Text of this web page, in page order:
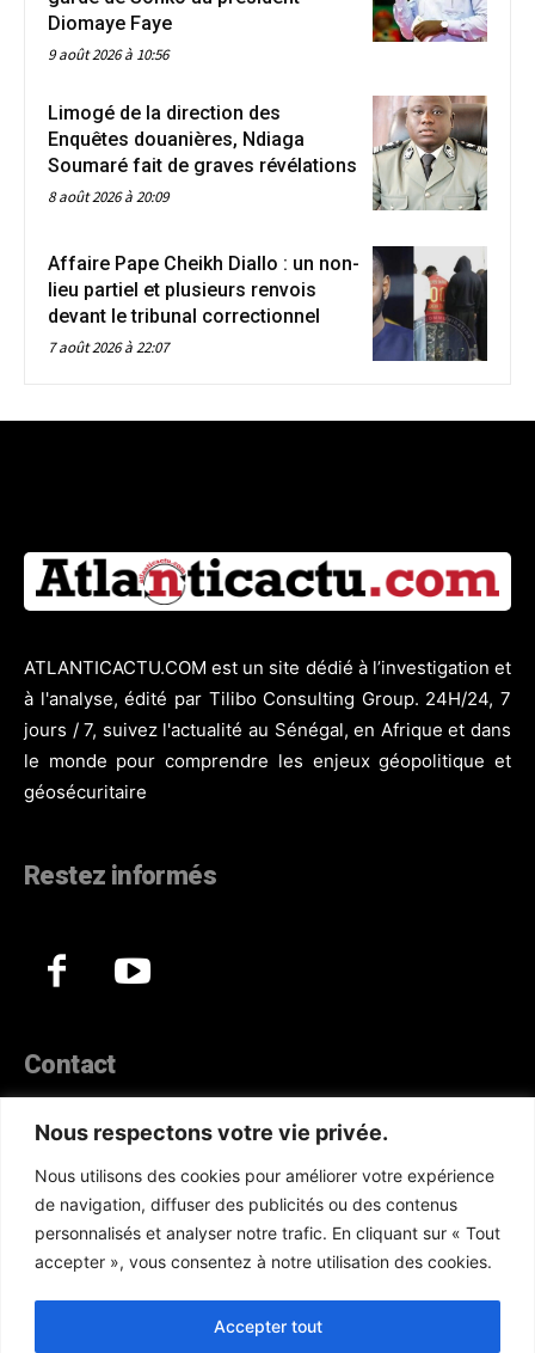
Nous respectons votre vie privée.
Nous utilisons des cookies pour améliorer votre expérience
de navigation, diffuser des publicités ou des contenus
personnalisés et analyser notre trafic. En cliquant sur « Tout
accepter », vous consentez à notre utilisation des cookies.
Accepter tout
Diomaye Faye
9 août 2026 à 10:56
Limogé de la direction des
Enquêtes douanières, Ndiaga
Soumaré fait de graves révélations
8 août 2026 à 20:09
Affaire Pape Cheikh Diallo : un non-
lieu partiel et plusieurs renvois
devant le tribunal correctionnel
7 août 2026 à 22:07
ATLANTICACTU.COM est un site dédié à l’investigation et
à l'analyse, édité par Tilibo Consulting Group. 24H/24, 7
jours / 7, suivez l'actualité au Sénégal, en Afrique et dans
le monde pour comprendre les enjeux géopolitique et
géosécuritaire
Restez informés
Contact
Téléphone :(+221) 70 330 86 87‬
WhatsApp : (+33) 6 52 17 85 46
E-mail : redaction@atlanticactu.com
E-mail : commercial@atlanticactu.com
Nous écrire Qui sommes-nous ?